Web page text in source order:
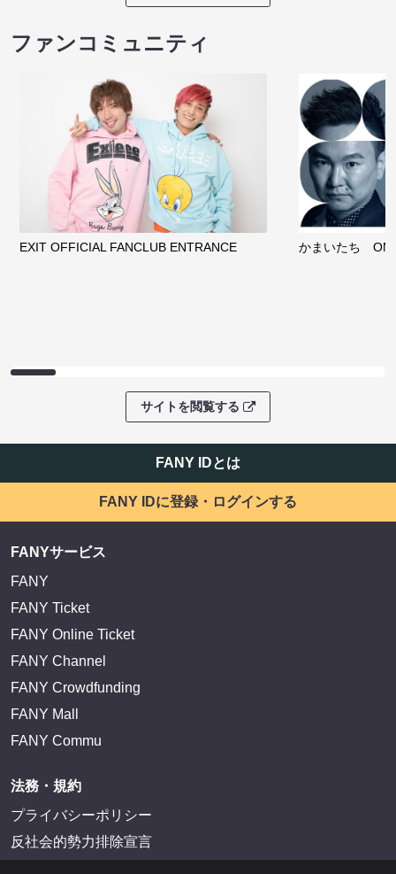
ファンコミュニティ
EXIT OFFICIAL FANCLUB ENTRANCE かまいたち
サイトを閲覧する
FANY IDとは
FANY IDに登録・ログインする
FANYサービス
FANY
FANY Ticket
FANY Online Ticket
FANY Channel
FANY Crowdfunding
FANY Mall
FANY Commu
法務・規約
プライバシーポリシー
反社会的勢力排除宣言